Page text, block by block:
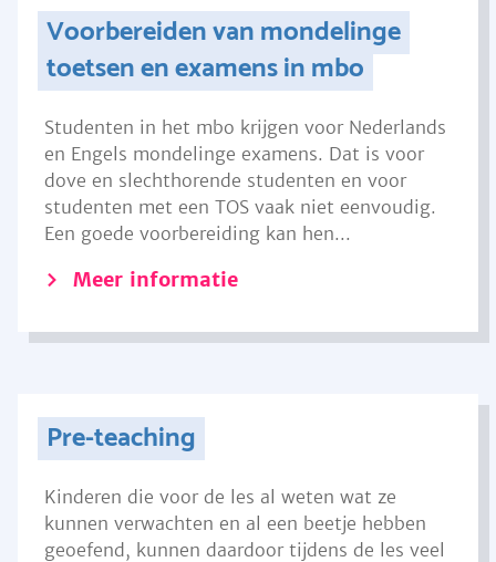
Voorbereiden van mondelinge
toetsen en examens in mbo
Studenten in het mbo krijgen voor Nederlands
en Engels mondelinge examens. Dat is voor
dove en slechthorende studenten en voor
studenten met een TOS vaak niet eenvoudig.
Een goede voorbereiding kan hen...
Meer informatie
Pre-teaching
Kinderen die voor de les al weten wat ze
kunnen verwachten en al een beetje hebben
geoefend, kunnen daardoor tijdens de les veel